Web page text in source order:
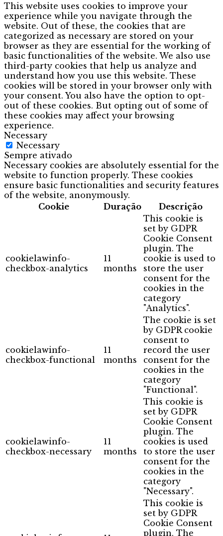
This website uses cookies to improve your
experience while you navigate through the
website. Out of these, the cookies that are
categorized as necessary are stored on your
browser as they are essential for the working of
basic functionalities of the website. We also use
third-party cookies that help us analyze and
understand how you use this website. These
cookies will be stored in your browser only with
your consent. You also have the option to opt-
out of these cookies. But opting out of some of
these cookies may affect your browsing
experience.
Necessary
Necessary
Sempre ativado
Necessary cookies are absolutely essential for the
website to function properly. These cookies
ensure basic functionalities and security features
of the website, anonymously.
Cookie
Duração Descrição
cookielawinfo-
checkbox-analytics
11
months
This cookie is
set by GDPR
Cookie Consent
plugin. The
cookie is used to
store the user
consent for the
cookies in the
category
"Analytics".
cookielawinfo-
checkbox-functional
11
months
The cookie is set
by GDPR cookie
consent to
record the user
consent for the
cookies in the
category
"Functional".
cookielawinfo-
checkbox-necessary
11
months
This cookie is
set by GDPR
Cookie Consent
plugin. The
cookies is used
to store the user
consent for the
cookies in the
category
"Necessary".
This cookie is
set by GDPR
Cookie Consent
plugin. The